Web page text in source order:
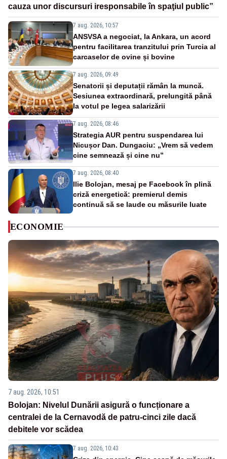
cauza unor discursuri iresponsabile în spaţiul public”
7 aug. 2026, 10:57
ANSVSA a negociat, la Ankara, un acord
pentru facilitarea tranzitului prin Turcia al
carcaselor de ovine și bovine
7 aug. 2026, 09:49
Senatorii și deputații rămân la muncă.
Sesiunea extraordinară, prelungită până
la votul pe legea salarizării
7 aug. 2026, 08:46
Strategia AUR pentru suspendarea lui
Nicușor Dan. Dungaciu: „Vrem să vedem
cine semnează și cine nu”
7 aug. 2026, 08:40
Ilie Bolojan, mesaj pe Facebook în plină
criză energetică: premierul demis
continuă să se laude cu măsurile luate
ECONOMIE
7 aug. 2026, 10:51
Bolojan: Nivelul Dunării asigură o funcționare a
centralei de la Cernavodă de patru-cinci zile dacă
debitele vor scădea
7 aug. 2026, 10:43